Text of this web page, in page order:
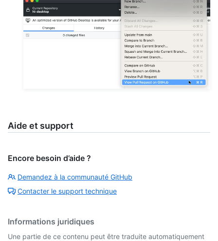
Aide et support
Encore besoin d’aide ?
Demandez à la communauté GitHub
Contacter le support technique
Informations juridiques
Une partie de ce contenu peut être traduite automatiquement